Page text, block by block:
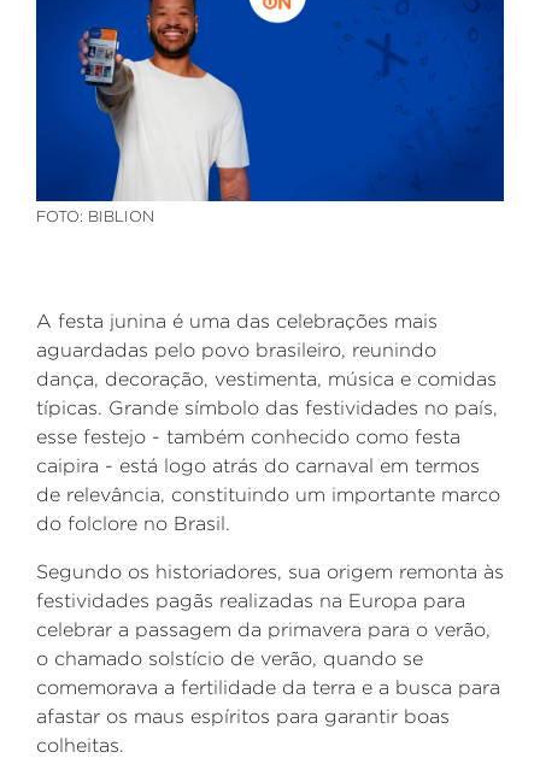
FOTO: BIBLION
A festa junina é uma das celebrações mais
aguardadas pelo povo brasileiro, reunindo
dança, decoração, vestimenta, música e comidas
típicas. Grande símbolo das festividades no país,
esse festejo - também conhecido como festa
caipira - está logo atrás do carnaval em termos
de relevância, constituindo um importante marco
do folclore no Brasil.
Segundo os historiadores, sua origem remonta às
festividades pagãs realizadas na Europa para
celebrar a passagem da primavera para o verão,
o chamado solstício de verão, quando se
comemorava a fertilidade da terra e a busca para
afastar os maus espíritos para garantir boas
colheitas.